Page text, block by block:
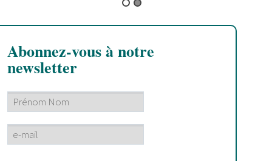
Abonnez-vous à notre
newsletter